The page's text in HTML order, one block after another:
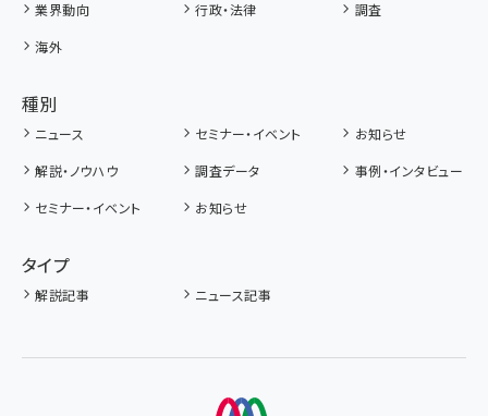
業界動向
行政・法律
調査
海外
種別
ニュース セミナー・イベント
お知らせ
解説・ノウハウ
調査データ
事例・インタビュー
セミナー・イベント
お知らせ
タイプ
解説記事 ニュース記事